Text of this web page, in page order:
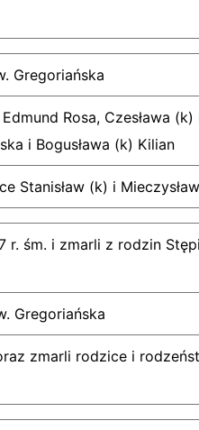
Gregoriańska
Rosa, Czesława
i Bogusława (k) Kilian
Stanisław (k) i
r. śm. i zmarli z rodzin
Gregoriańska
zmarli rodzice i